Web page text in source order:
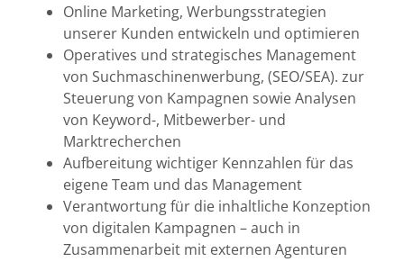
Online Marketing, Werbungsstrategien
unserer Kunden entwickeln und optimieren
Operatives und strategisches Management
von Suchmaschinenwerbung, (SEO/SEA). zur
Steuerung von Kampagnen sowie Analysen
von Keyword-, Mitbewerber- und
Marktrecherchen
Aufbereitung wichtiger Kennzahlen für das
eigene Team und das Management
Verantwortung für die inhaltliche Konzeption
von digitalen Kampagnen – auch in
Zusammenarbeit mit externen Agenturen